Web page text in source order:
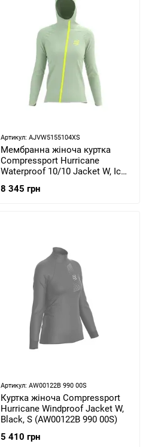
Артикул: AJVW5155104XS
Мембранна жіноча куртка
Compressport Hurricane
Waterproof 10/10 Jacket W, Ice
8 345 грн
Артикул: AW00122B 990 00S
Куртка жіноча Compressport
Hurricane Windproof Jacket W,
Black, S (AW00122B 990 00S)
5 410 грн